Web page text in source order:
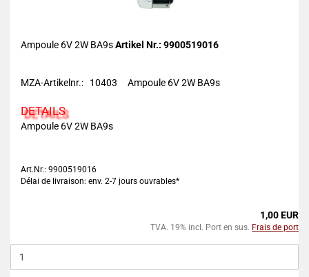
Ampoule 6V 2W BA9sArtikel Nr.: 9900519016
MZA-Artikelnr.: 10403 Ampoule 6V 2W BA9s
DETAILS
Ampoule 6V 2W BA9s
Art.Nr.: 9900519016
Délai de livraison: env. 2-7 jours ouvrables*
1,00 EUR
TVA. 19% incl. Port en sus. Frais de port